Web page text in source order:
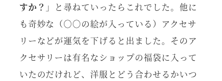
すか？ 」と尋ねていったらこれでした。他に
も奇妙な（○○の絵が入っている）アクセサ
リーなどが運気を下げると出ました。そのア
クセサリーは有名なショップの福袋に入って
いたのだけれど、洋服とどう合わせるかいつ